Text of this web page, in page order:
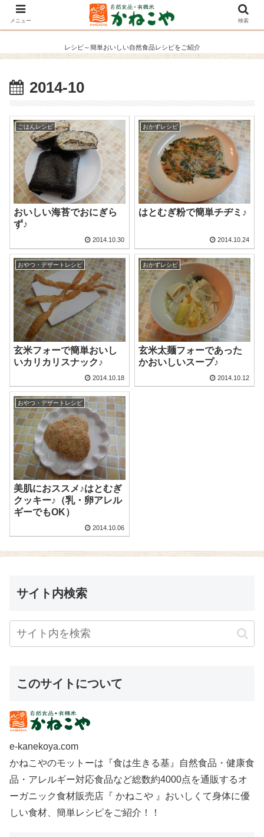
レシピ～簡単おいしい自然食品レシピをご紹介
2014-10
ごはんレシピ
おいしい海苔でおにぎら
ず♪
2014.10.30
おかずレシピ
はとむぎ粉で簡単チヂミ♪
2014.10.24
おやつ・デザートレシピ
玄米フォーで簡単おいし
いカリカリスナック♪
2014.10.18
おかずレシピ
玄米太麺フォーであった
かおいしいスープ♪
2014.10.12
おやつ・デザートレシピ
美肌におススメ♪はとむぎ
クッキー♪（乳・卵アレル
ギーでもOK）
2014.10.06
サイト内検索
このサイトについて
e-kanekoya.com
かねこやのモットーは『食は生きる基』自然食品・健康食
品・アレルギー対応食品など総数約4000点を通販するオ
ーガニック食材販売店『 かねこや 』おいしくて身体に優
しい食材、簡単レシピをご紹介！！
メニュー 検索